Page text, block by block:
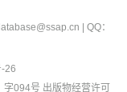
| QQ：
26
字094号 出版物经营许可